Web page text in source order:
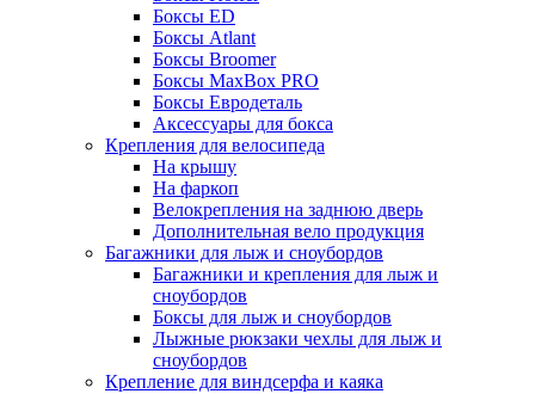
Боксы ED
Боксы Atlant
Боксы Broomer
Боксы MaxBox PRO
Боксы Евродеталь
Аксессуары для бокса
Крепления для велосипеда
На крышу
На фаркоп
Велокрепления на заднюю дверь
Дополнительная вело продукция
Багажники для лыж и сноубордов
Багажники и крепления для лыж и
сноубордов
Боксы для лыж и сноубордов
Лыжные рюкзаки чехлы для лыж и
сноубордов
Крепление для виндсерфа и каяка